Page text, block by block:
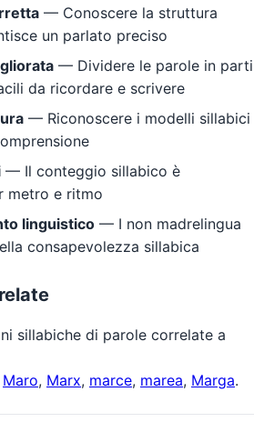
— Conoscere la struttura
un parlato preciso
— Dividere le parole in parti
da ricordare e scrivere
— Riconoscere i modelli sillabici
— Il conteggio sillabico è
metro e ritmo
linguistico — I non madrelingua
consapevolezza sillabica
sillabiche di parole correlate a
Maro, Marx, marce, marea, Marga.